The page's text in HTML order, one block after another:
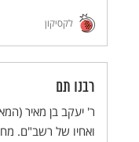
לקסיקון
רבנו תם
ואחיו של רשב"ם.